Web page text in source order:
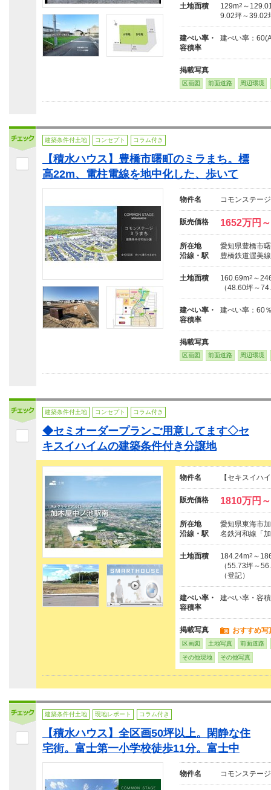
土地面積 129m2 ～
9.02坪～39.02
建ぺい率・
容積率
建ぺい率：
掲載写真
区画図 前面道路 周辺環境
建築条件付土地 コンセプト コラム付き
【積水ハウス】豊橋市曙町のミラまち。標
高22m、電柱電線を地中化した、歩いて
物件名 コモンステー
販売価格 1652万円
所在地
愛知県豊橋市
沿線・駅
豊橋鉄道渥美
土地面積 160.69m2 ～
（48.60坪～
建ぺい率・
容積率
建ぺい率：60
掲載写真
区画図 前面道路 周辺環境
建築条件付土地 コンセプト コラム付き
◆セミオーダープランご用意してます◇セ
キスイハイムの建築条件付き分譲地
物件名 【セキスイハ
販売価格 1810万円
所在地
愛知県東海市
沿線・駅
名鉄河和線「
土地面積 184.24m2 ～
（55.73坪～
（登記）
建ぺい率・
容積率
建ぺい率・容
掲載写真 おすすめ写
区画図 土地写真 前面道路
その他現地 その他写真
建築条件付土地 現地レポート コラム付き
【積水ハウス】全区画50坪以上。閑静な住
宅街。富士第一小学校徒歩11分。富士中
物件名 コモンステー